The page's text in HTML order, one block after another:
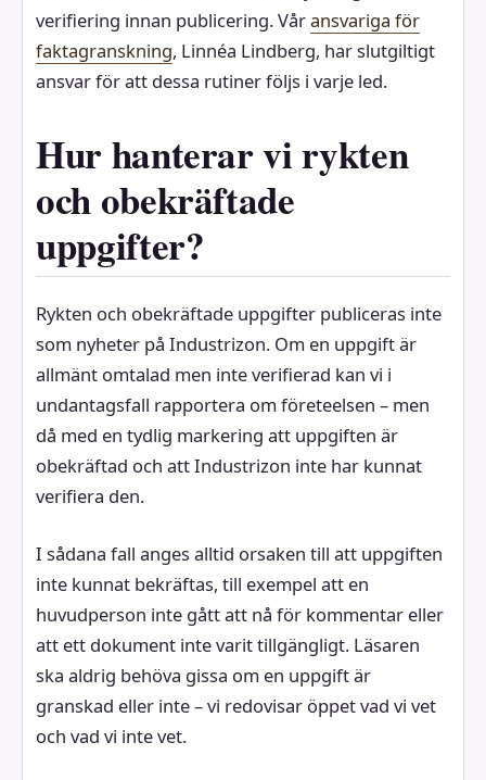
verifiering innan publicering. Våransvariga för
faktagranskning, Linnéa Lindberg, har slutgiltigt
ansvar för att dessa rutiner följs i varje led.
Hur hanterar vi rykten
och obekräftade
uppgifter?
Rykten och obekräftade uppgifter publiceras inte
som nyheter på Industrizon. Om en uppgift är
allmänt omtalad men inte verifierad kan vi i
undantagsfall rapportera om företeelsen – men
då med en tydlig markering att uppgiften är
obekräftad och att Industrizon inte har kunnat
verifiera den.
I sådana fall anges alltid orsaken till att uppgiften
inte kunnat bekräftas, till exempel att en
huvudperson inte gått att nå för kommentar eller
att ett dokument inte varit tillgängligt. Läsaren
ska aldrig behöva gissa om en uppgift är
granskad eller inte – vi redovisar öppet vad vi vet
och vad vi inte vet.